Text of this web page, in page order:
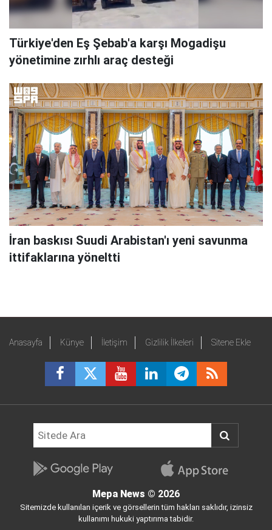
Türkiye'den Eş Şebab'a karşı Mogadişu
yönetimine zırhlı araç desteği
İran baskısı Suudi Arabistan'ı yeni savunma
ittifaklarına yöneltti
Anasayfa Künye İletişim Gizlilik İlkeleri Sitene Ekle
Mepa News © 2026
Sitemizde kullanılan içerik ve görsellerin tüm hakları saklıdır, izinsiz
kullanımı hukuki yaptırıma tabidir.